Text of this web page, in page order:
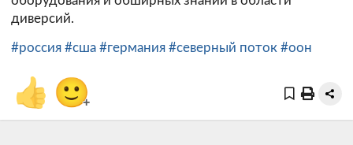
диверсий.
#россия #сша #германия #северный поток #оон
👍 🙂+